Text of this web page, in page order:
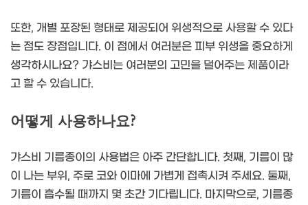
또한, 개별 포장된 형태로 제공되어 위생적으로 사용할 수 있다
는 점도 장점입니다. 이 점에서 여러분은 피부 위생을 중요하게
생각하시나요? 갸스비는 여러분의 고민을 덜어주는 제품이라
고 할 수 있습니다.
어떻게 사용하나요?
갸스비 기름종이의 사용법은 아주 간단합니다. 첫째, 기름이 많
이 나는 부위, 주로 코와 이마에 가볍게 접촉시켜 주세요. 둘째,
기름이 흡수될 때까지 몇 초간 기다립니다. 마지막으로, 기름종